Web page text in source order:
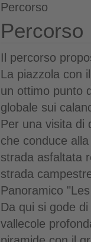
Percorso
Percorso
Il percorso
La piazzola con
un ottimo punto
globale sui
Per una visita di
che conduce
strada asfaltata
strada
Panoramico
Da qui si gode
vallecole